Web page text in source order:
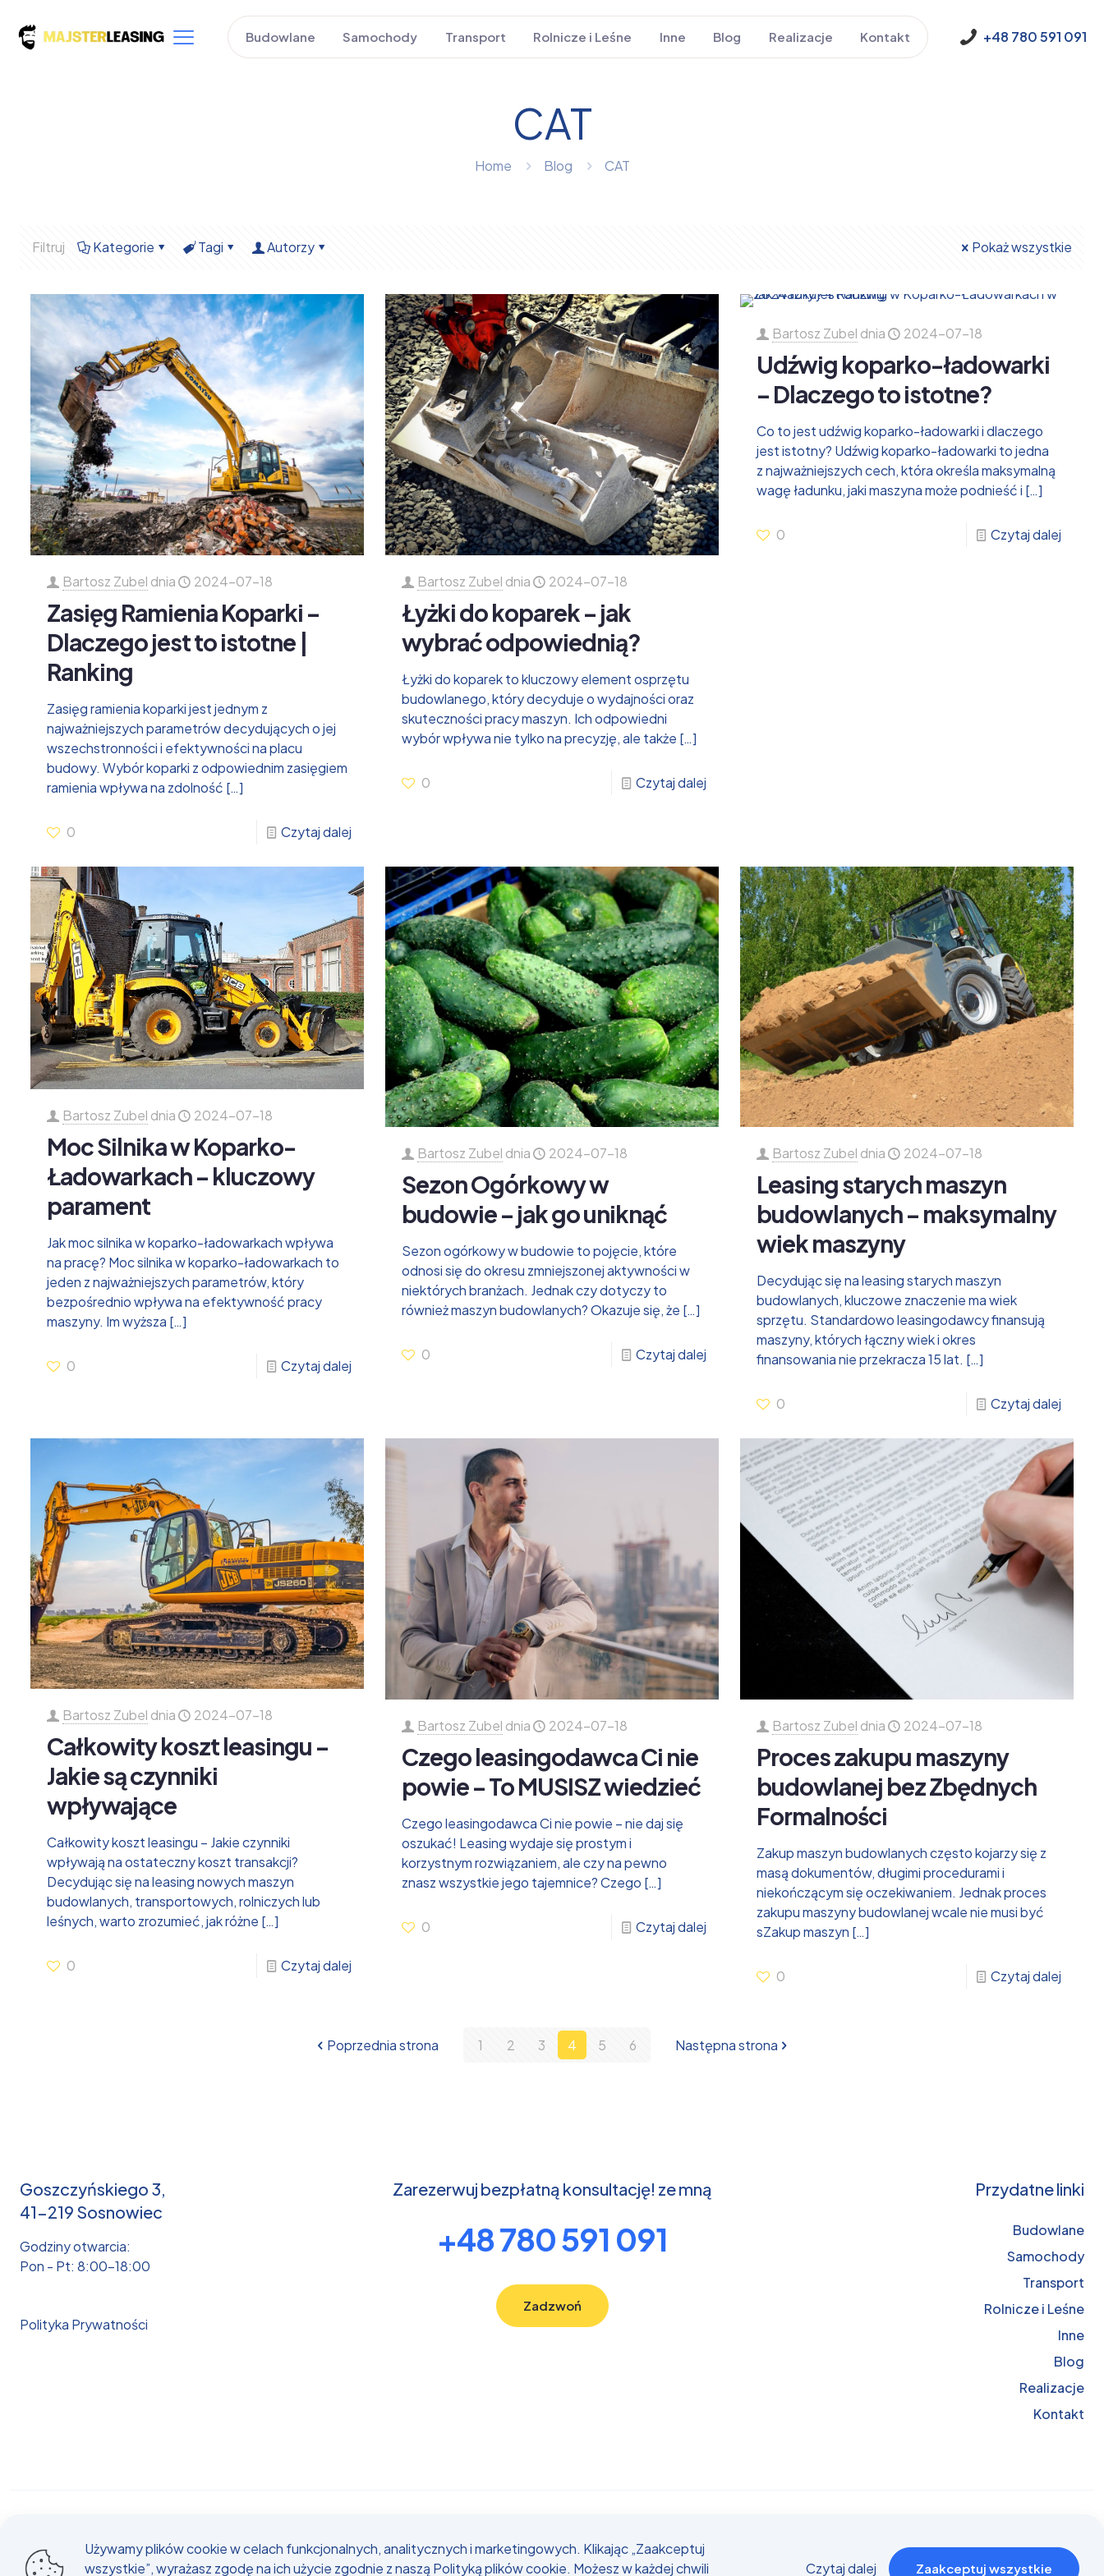
Budowlane Samochody Transport Rolnicze i Leśne Inne Blog Realizacje Kontakt +48 780 591 091
CAT
Home Blog CAT
Filtruj Kategorie Tagi Autorzy Pokaż wszystkie
Bartosz Zubel dnia 2024-07-18
Zasięg Ramienia Koparki –
Dlaczego jest to istotne |
Ranking
Zasięg ramienia koparki jest jednym z
najważniejszych parametrów decydujących o jej
wszechstronności i efektywności na placu
budowy. Wybór koparki z odpowiednim zasięgiem
ramienia wpływa na zdolność […]
0 Czytaj dalej
Bartosz Zubel dnia 2024-07-18
Łyżki do koparek – jak
wybrać odpowiednią?
Łyżki do koparek to kluczowy element osprzętu
budowlanego, który decyduje o wydajności oraz
skuteczności pracy maszyn. Ich odpowiedni
wybór wpływa nie tylko na precyzję, ale także […]
0 Czytaj dalej
Bartosz Zubel dnia 2024-07-18
Udźwig koparko-ładowarki
– Dlaczego to istotne?
Co to jest udźwig koparko-ładowarki i dlaczego
jest istotny? Udźwig koparko-ładowarki to jedna
z najważniejszych cech, która określa maksymalną
wagę ładunku, jaki maszyna może podnieść i […]
0 Czytaj dalej
Bartosz Zubel dnia 2024-07-18
Moc Silnika w Koparko-
Ładowarkach – kluczowy
parament
Jak moc silnika w koparko-ładowarkach wpływa
na pracę? Moc silnika w koparko-ładowarkach to
jeden z najważniejszych parametrów, który
bezpośrednio wpływa na efektywność pracy
maszyny. Im wyższa […]
0 Czytaj dalej
Bartosz Zubel dnia 2024-07-18
Sezon Ogórkowy w
budowie – jak go uniknąć
Sezon ogórkowy w budowie to pojęcie, które
odnosi się do okresu zmniejszonej aktywności w
niektórych branżach. Jednak czy dotyczy to
również maszyn budowlanych? Okazuje się, że […]
0 Czytaj dalej
Bartosz Zubel dnia 2024-07-18
Leasing starych maszyn
budowlanych – maksymalny
wiek maszyny
Decydując się na leasing starych maszyn
budowlanych, kluczowe znaczenie ma wiek
sprzętu. Standardowo leasingodawcy finansują
maszyny, których łączny wiek i okres
finansowania nie przekracza 15 lat. […]
0 Czytaj dalej
Bartosz Zubel dnia 2024-07-18
Całkowity koszt leasingu –
Jakie są czynniki
wpływające
Całkowity koszt leasingu – Jakie czynniki
wpływają na ostateczny koszt transakcji?
Decydując się na leasing nowych maszyn
budowlanych, transportowych, rolniczych lub
leśnych, warto zrozumieć, jak różne […]
0 Czytaj dalej
Bartosz Zubel dnia 2024-07-18
Czego leasingodawca Ci nie
powie – To MUSISZ wiedzieć
Czego leasingodawca Ci nie powie – nie daj się
oszukać! Leasing wydaje się prostym i
korzystnym rozwiązaniem, ale czy na pewno
znasz wszystkie jego tajemnice? Czego […]
0 Czytaj dalej
Bartosz Zubel dnia 2024-07-18
Proces zakupu maszyny
budowlanej bez Zbędnych
Formalności
Zakup maszyn budowlanych często kojarzy się z
masą dokumentów, długimi procedurami i
niekończącym się oczekiwaniem. Jednak proces
zakupu maszyny budowlanej wcale nie musi być
sZakup maszyn […]
0 Czytaj dalej
Poprzednia strona 1 2 3 4 5 6 Następna strona
Goszczyńskiego 3,
41-219 Sosnowiec
Godziny otwarcia:
Pon - Pt: 8:00-18:00
Polityka Prywatności
Zarezerwuj bezpłatną konsultację! ze mną
+48 780 591 091
Zadzwoń
Przydatne linki
Budowlane
Samochody
Transport
Rolnicze i Leśne
Inne
Blog
Realizacje
Kontakt
Używamy plików cookie w celach funkcjonalnych, analitycznych i marketingowych. Klikając „Zaakceptuj
wszystkie”, wyrażasz zgodę na ich użycie zgodnie z naszą Polityką plików cookie. Możesz w każdej chwili Czytaj dalej Zaakceptuj wszystkie